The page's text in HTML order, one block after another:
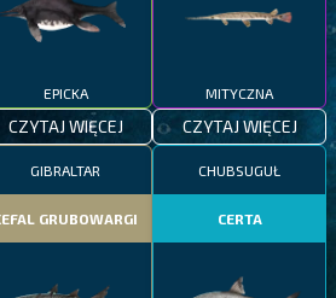
EPICKA
CZYTAJ WIĘCEJ
MITYCZNA
CZYTAJ WIĘCEJ
GIBRALTAR
GRUBOWARGI
CHUBSUGUŁ
CERTA